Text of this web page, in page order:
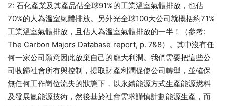
2: 石化產業及其產品佔全球91%的工業溫室氣體排放，也佔
70%的人為溫室氣體排放。另外光全球100大公司就概括約71%
工業溫室氣體排放，且佔人為溫室氣體排放的一半！（參考:
The Carbon Majors Database report, p. 7&8）。其中沒有任
何一家公司願意因此放棄自己的龐大利潤。我們需要把這些公
司收歸社會所有與控制，提取財產利潤促使公司轉型，並確保
無任何工作崗位流失的狀態下，以永續能源方式生產能源燃料
及發展氫能源技術，然後基於社會需求謹慎計劃能源生產，而